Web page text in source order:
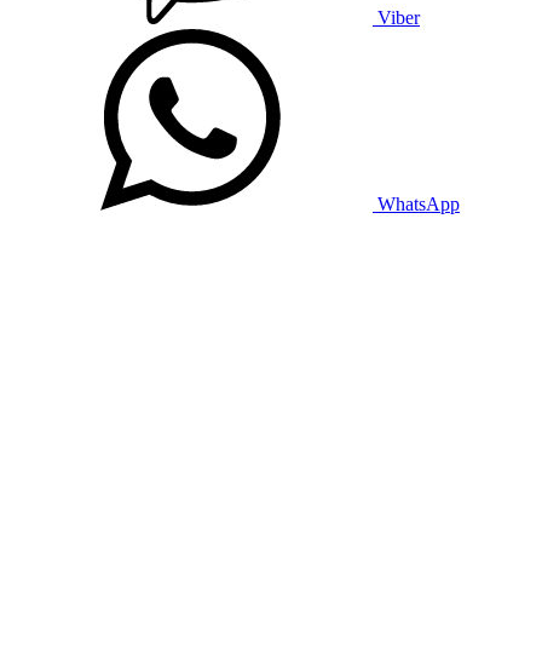
Viber
WhatsApp